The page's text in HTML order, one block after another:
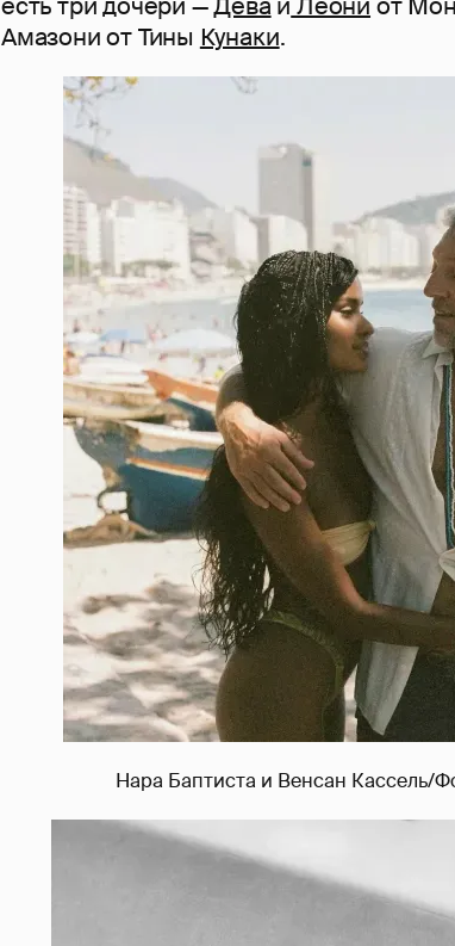
Амазони от Тины Кунаки.
Нара Баптиста и Венсан Кассель/